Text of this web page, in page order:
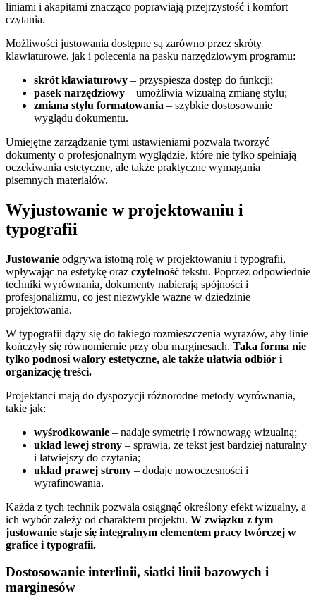
liniami i akapitami znacząco poprawiają przejrzystość i komfort
czytania.
Możliwości justowania dostępne są zarówno przez skróty
klawiaturowe, jak i polecenia na pasku narzędziowym programu:
skrót klawiaturowy – przyspiesza dostęp do funkcji;
pasek narzędziowy – umożliwia wizualną zmianę stylu;
zmiana stylu formatowania – szybkie dostosowanie
wyglądu dokumentu.
Umiejętne zarządzanie tymi ustawieniami pozwala tworzyć
dokumenty o profesjonalnym wyglądzie, które nie tylko spełniają
oczekiwania estetyczne, ale także praktyczne wymagania
pisemnych materiałów.
Wyjustowanie w projektowaniu i
typografii
Justowanie odgrywa istotną rolę w projektowaniu i typografii,
wpływając na estetykę oraz czytelność tekstu. Poprzez odpowiednie
techniki wyrównania, dokumenty nabierają spójności i
profesjonalizmu, co jest niezwykle ważne w dziedzinie
projektowania.
W typografii dąży się do takiego rozmieszczenia wyrazów, aby linie
kończyły się równomiernie przy obu marginesach. Taka forma nie
tylko podnosi walory estetyczne, ale także ułatwia odbiór i
organizację treści.
Projektanci mają do dyspozycji różnorodne metody wyrównania,
takie jak:
wyśrodkowanie – nadaje symetrię i równowagę wizualną;
układ lewej strony – sprawia, że tekst jest bardziej naturalny
i łatwiejszy do czytania;
układ prawej strony – dodaje nowoczesności i
wyrafinowania.
Każda z tych technik pozwala osiągnąć określony efekt wizualny, a
ich wybór zależy od charakteru projektu. W związku z tym
justowanie staje się integralnym elementem pracy twórczej w
grafice i typografii.
Dostosowanie interlinii, siatki linii bazowych i
marginesów